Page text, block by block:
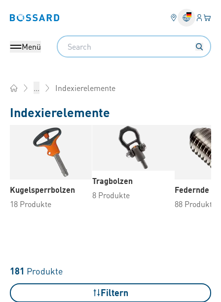
Bossard homepage Ihr
Menü
Search
... Indexierelemente
Indexierelemente
Kugelsperrbolzen
18 Produkte
Tragbolzen
8 Produkte
Federnde
88 Produkte
181 Produkte
Filtern